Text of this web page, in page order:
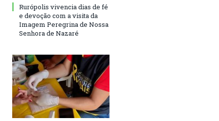
Rurópolis vivencia dias de fé
e devoção com a visita da
Imagem Peregrina de Nossa
Senhora de Nazaré